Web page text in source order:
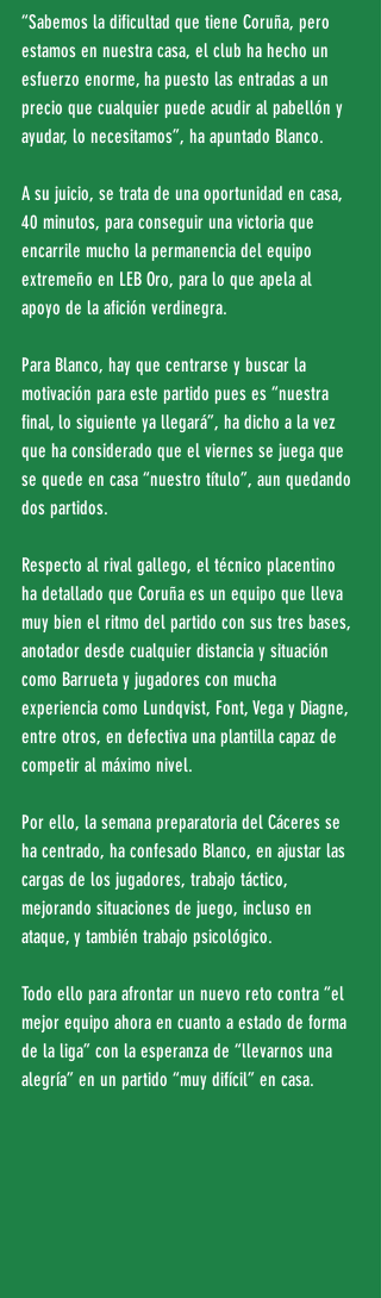
“Sabemos la dificultad que tiene Coruña, pero
estamos en nuestra casa, el club ha hecho un
esfuerzo enorme, ha puesto las entradas a un
precio que cualquier puede acudir al pabellón y
ayudar, lo necesitamos”, ha apuntado Blanco.
A su juicio, se trata de una oportunidad en casa,
40 minutos, para conseguir una victoria que
encarrile mucho la permanencia del equipo
extremeño en LEB Oro, para lo que apela al
apoyo de la afición verdinegra.
Para Blanco, hay que centrarse y buscar la
motivación para este partido pues es “nuestra
final, lo siguiente ya llegará”, ha dicho a la vez
que ha considerado que el viernes se juega que
se quede en casa “nuestro título”, aun quedando
dos partidos.
Respecto al rival gallego, el técnico placentino
ha detallado que Coruña es un equipo que lleva
muy bien el ritmo del partido con sus tres bases,
anotador desde cualquier distancia y situación
como Barrueta y jugadores con mucha
experiencia como Lundqvist, Font, Vega y Diagne,
entre otros, en defectiva una plantilla capaz de
competir al máximo nivel.
Por ello, la semana preparatoria del Cáceres se
ha centrado, ha confesado Blanco, en ajustar las
cargas de los jugadores, trabajo táctico,
mejorando situaciones de juego, incluso en
ataque, y también trabajo psicológico.
Todo ello para afrontar un nuevo reto contra “el
mejor equipo ahora en cuanto a estado de forma
de la liga” con la esperanza de “llevarnos una
alegría” en un partido “muy difícil” en casa.